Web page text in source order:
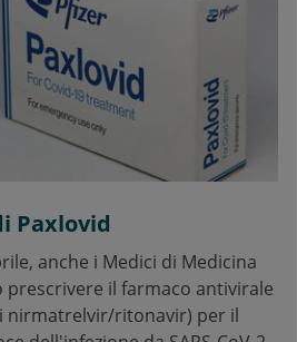
Paxlovid
anche i Medici di Medicina
prescrivere il farmaco antivirale
nirmatrelvir/ritonavir) per il